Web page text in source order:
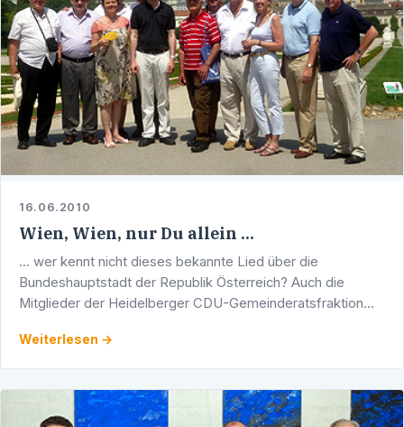
16.06.2010
Wien, Wien, nur Du allein ...
... wer kennt nicht dieses bekannte Lied über die
Bundeshauptstadt der Republik Österreich? Auch die
Mitglieder der Heidelberger CDU-Gemeinderatsfraktion
Europas …
Weiterlesen →